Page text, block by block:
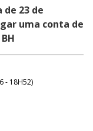
23 de
uma conta de
- 18H52)